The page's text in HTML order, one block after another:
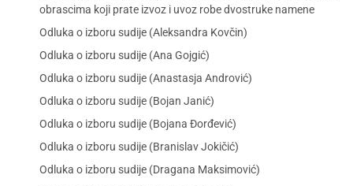
obrascima koji prate izvoz i uvoz robe dvostruke namene
Odluka o izboru sudije (Aleksandra Kovčin)
Odluka o izboru sudije (Ana Gojgić)
Odluka o izboru sudije (Anastasja Andrović)
Odluka o izboru sudije (Bojan Janić)
Odluka o izboru sudije (Bojana Đorđević)
Odluka o izboru sudije (Branislav Jokičić)
Odluka o izboru sudije (Dragana Maksimović)